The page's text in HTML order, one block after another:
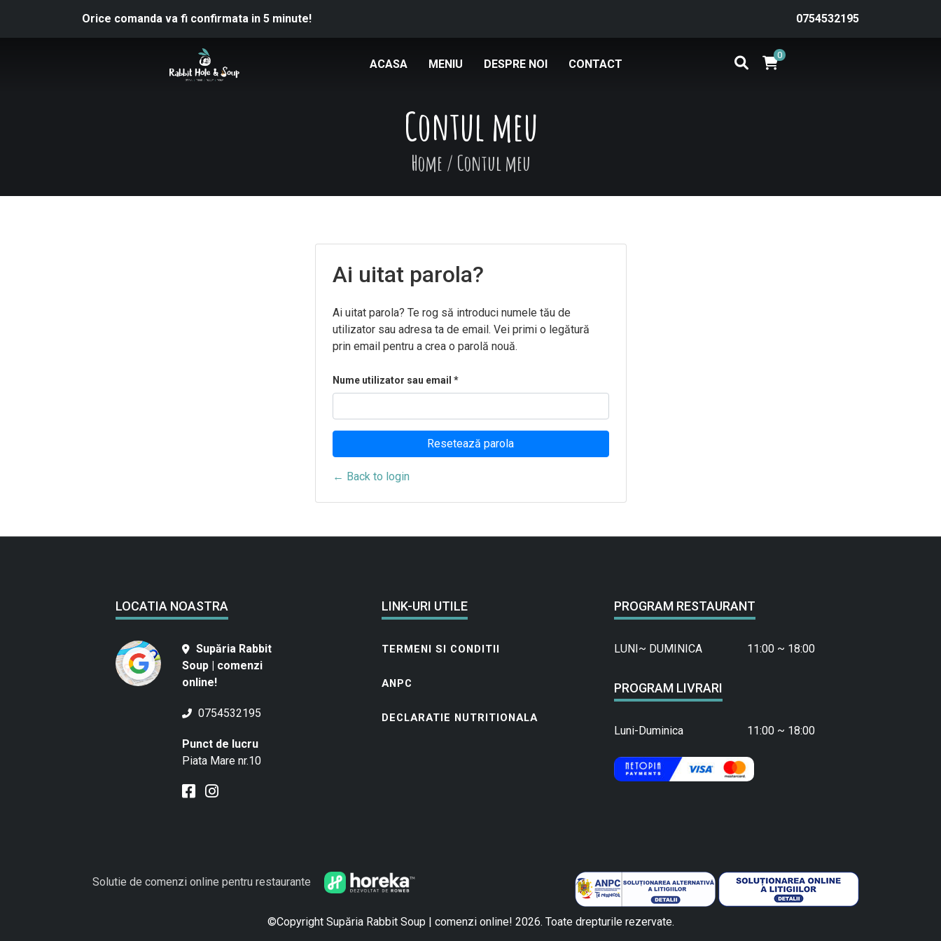
Orice comanda va fi confirmata in 5 minute! 0754532195
ACASA MENIU DESPRE NOI CONTACT
0
Contul meu
Home / Contul meu
Ai uitat parola?
Ai uitat parola? Te rog să introduci numele tău de
utilizator sau adresa ta de email. Vei primi o legătură
prin email pentru a crea o parolă nouă.
Nume utilizator sau email *
Resetează parola
← Back to login
LOCATIA NOASTRA
Supăria Rabbit
Soup | comenzi
online!
0754532195
Punct de lucru
Piata Mare nr.10
LINK-URI UTILE
TERMENI SI CONDITII
ANPC
DECLARATIE NUTRITIONALA
PROGRAM RESTAURANT
LUNI~ DUMINICA 11:00 ~ 18:00
PROGRAM LIVRARI
Luni-Duminica 11:00 ~ 18:00
Solutie de comenzi online pentru restaurante
©Copyright Supăria Rabbit Soup | comenzi online! 2026. Toate drepturile rezervate.